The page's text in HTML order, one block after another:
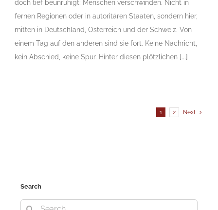
doch tief beunruhigt: Menschen verschwinden. Nicht in
fernen Regionen oder in autoritären Staaten, sondern hier,
mitten in Deutschland, Österreich und der Schweiz. Von
einem Tag auf den anderen sind sie fort. Keine Nachricht,
kein Abschied, keine Spur. Hinter diesen plötzlichen [...]
1 2 Next
Search
Search